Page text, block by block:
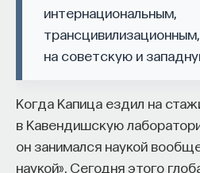
интернациональным,
на советскую и
Когда Капица ездил на
в Кавендишскую
он занимался наукой
наукой». Сегодня этого
НАПИСАТЬ НАМ
НАД МАТЕРИАЛОМ РАБОТАЛИ